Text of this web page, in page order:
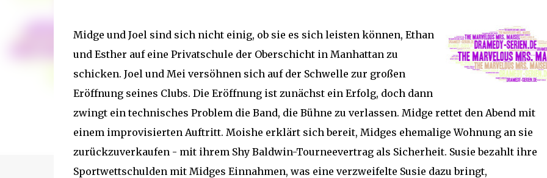
Midge und Joel sind sich nicht einig, ob sie es sich leisten können, Ethan
und Esther auf eine Privatschule der Oberschicht in Manhattan zu
schicken. Joel und Mei versöhnen sich auf der Schwelle zur großen
Eröffnung seines Clubs. Die Eröffnung ist zunächst ein Erfolg, doch dann
zwingt ein technisches Problem die Band, die Bühne zu verlassen. Midge rettet den Abend mit
einem improvisierten Auftritt. Moishe erklärt sich bereit, Midges ehemalige Wohnung an sie
zurückzuverkaufen - mit ihrem Shy Baldwin-Tourneevertrag als Sicherheit. Susie bezahlt ihre
Sportwettschulden mit Midges Einnahmen, was eine verzweifelte Susie dazu bringt,